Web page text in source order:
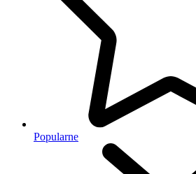
Popularne